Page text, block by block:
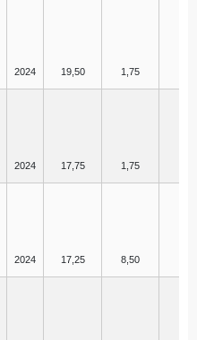
2024 19,50 1,75
2024 17,75 1,75
2024 17,25 8,50